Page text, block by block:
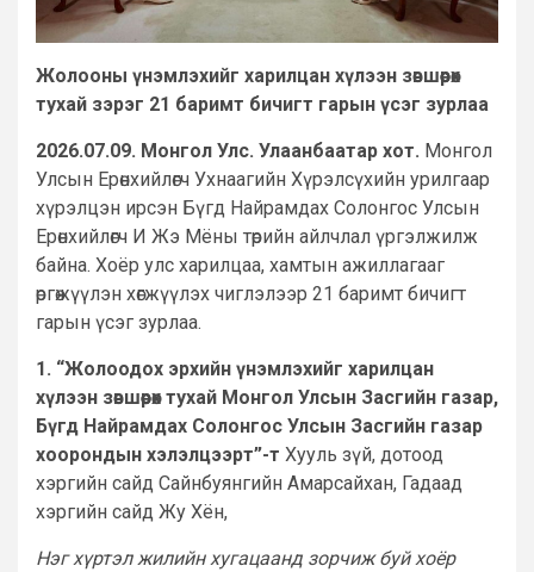
Жолооны үнэмлэхийг харилцан хүлээн зөвшөөрөх
тухай зэрэг 21 баримт бичигт гарын үсэг зурлаа
2026.07.09. Монгол Улс. Улаанбаатар хот. Монгол
Улсын Ерөнхийлөгч Ухнаагийн Хүрэлсүхийн урилгаар
хүрэлцэн ирсэн Бүгд Найрамдах Солонгос Улсын
Ерөнхийлөгч И Жэ Мёны төрийн айлчлал үргэлжилж
байна. Хоёр улс харилцаа, хамтын ажиллагааг
өргөжүүлэн хөгжүүлэх чиглэлээр 21 баримт бичигт
гарын үсэг зурлаа.
1. “Жолоодох эрхийн үнэмлэхийг харилцан
хүлээн зөвшөөрөх тухай Монгол Улсын Засгийн газар,
Бүгд Найрамдах Солонгос Улсын Засгийн газар
хоорондын хэлэлцээрт”-т Хууль зүй, дотоод
хэргийн сайд Сайнбуянгийн Амарсайхан, Гадаад
хэргийн сайд Жу Хён,
Нэг хүртэл жилийн хугацаанд зорчиж буй хоёр